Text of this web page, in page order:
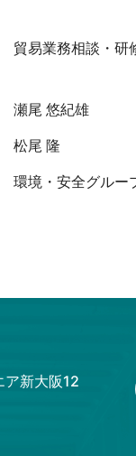
貿易業務相談・研
瀬尾 悠紀雄
松尾 隆
環境・安全グルー
新大阪12